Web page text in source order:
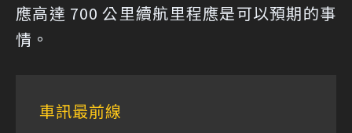
應高達 700 公里續航里程應是可以預期的事
情。
車訊最前線